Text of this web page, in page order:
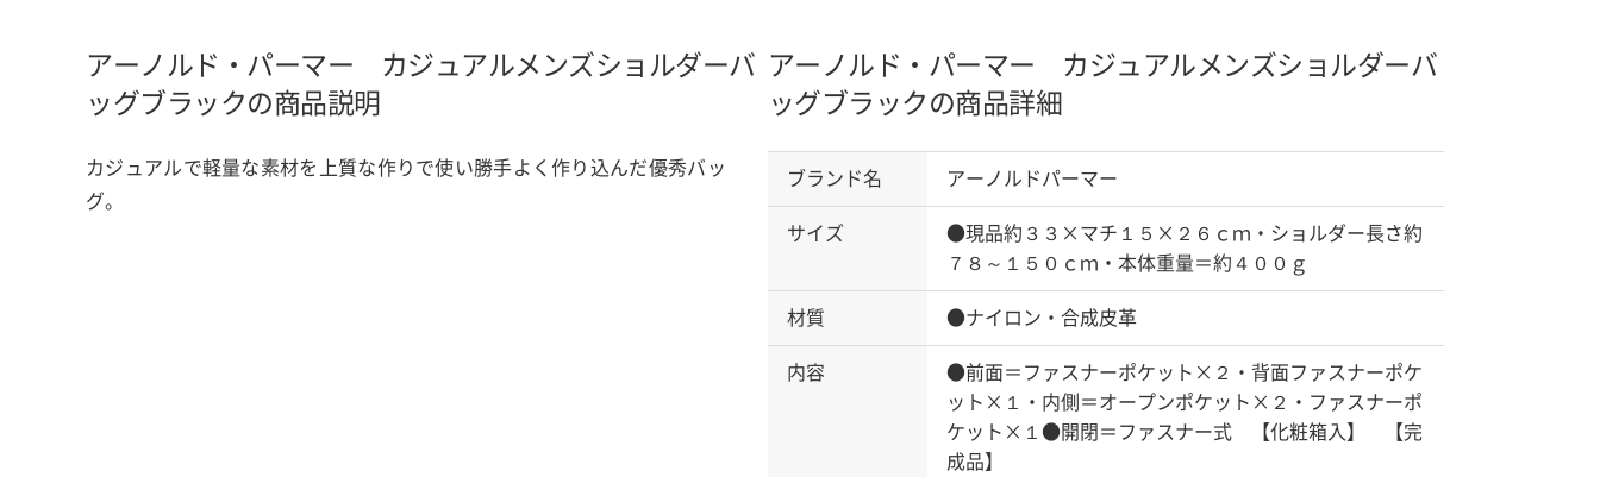
アーノルド・パーマー カジュアルメンズショルダーバ
ッグブラックの商品説明
カジュアルで軽量な素材を上質な作りで使い勝手よく作り込んだ優秀バッ
グ。
アーノルド・パーマー カジュアルメンズショルダーバ
ッグブラックの商品詳細
ブランド名 アーノルドパーマー
サイズ
●現品約３３×マチ１５×２６ｃｍ・ショルダー長さ約
７８～１５０ｃｍ・本体重量＝約４００ｇ
材質 ●ナイロン・合成皮革
内容
●前面＝ファスナーポケット×２・背面ファスナーポケ
ット×１・内側＝オープンポケット×２・ファスナーポ
ケット×１●開閉＝ファスナー式 【化粧箱入】 【完
成品】